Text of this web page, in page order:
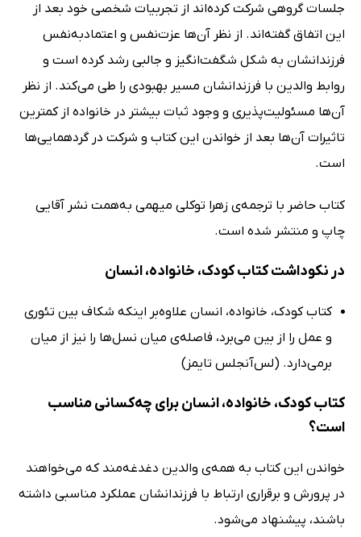
جلسات گروهی شرکت کرده‌اند از تجربیات شخصی خود بعد از
این اتفاق گفته‌اند. از نظر آن‌ها عزت‌نفس و اعتمادبه‌نفس
فرزندانشان به شکل شگفت‌انگیز و جالبی رشد کرده است و
روابط والدین با فرزندانشان مسیر بهبودی را طی می‌کند. از نظر
آن‌ها مسئولیت‌پذیری و وجود ثبات بیشتر در خانواده از کمترین
تاثیرات آن‌ها بعد از خواندن این کتاب و شرکت در گردهمایی‌ها
است.
کتاب حاضر با ترجمه‌ی زهرا توکلی میهمی به‌همت نشر آقایی
چاپ و منتشر شده است.
در نکوداشت کتاب کودک، خانواده، انسان
کتاب کودک، خانواده، انسان علاوه‌بر اینکه شکاف بین تئوری
و عمل را از بین می‌برد، فاصله‌ی میان نسل‌ها را نیز از میان
برمی‌دارد. (لس‌آنجلس تایمز)
کتاب کودک، خانواده، انسان برای چه‌کسانی مناسب
است؟
خواندن این کتاب به همه‌ی والدین دغدغه‌مند که می‌خواهند
در پرورش و برقراری ارتباط با فرزندانشان عملکرد مناسبی داشته
باشند، پیشنهاد می‌شود.